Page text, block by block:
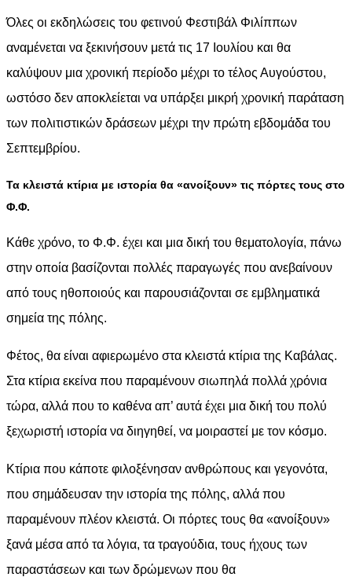
Όλες οι εκδηλώσεις του φετινού Φεστιβάλ Φιλίππων
αναμένεται να ξεκινήσουν μετά τις 17 Ιουλίου και θα
καλύψουν μια χρονική περίοδο μέχρι το τέλος Αυγούστου,
ωστόσο δεν αποκλείεται να υπάρξει μικρή χρονική παράταση
των πολιτιστικών δράσεων μέχρι την πρώτη εβδομάδα του
Σεπτεμβρίου.
Τα κλειστά κτίρια με ιστορία θα «ανοίξουν» τις πόρτες τους στο
Φ.Φ.
Κάθε χρόνο, το Φ.Φ. έχει και μια δική του θεματολογία, πάνω
στην οποία βασίζονται πολλές παραγωγές που ανεβαίνουν
από τους ηθοποιούς και παρουσιάζονται σε εμβληματικά
σημεία της πόλης.
Φέτος, θα είναι αφιερωμένο στα κλειστά κτίρια της Καβάλας.
Στα κτίρια εκείνα που παραμένουν σιωπηλά πολλά χρόνια
τώρα, αλλά που το καθένα απ’ αυτά έχει μια δική του πολύ
ξεχωριστή ιστορία να διηγηθεί, να μοιραστεί με τον κόσμο.
Κτίρια που κάποτε φιλοξένησαν ανθρώπους και γεγονότα,
που σημάδευσαν την ιστορία της πόλης, αλλά που
παραμένουν πλέον κλειστά. Οι πόρτες τους θα «ανοίξουν»
ξανά μέσα από τα λόγια, τα τραγούδια, τους ήχους των
παραστάσεων και των δρώμενων που θα